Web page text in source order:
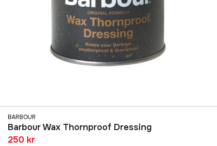
BARBOUR
Barbour Wax Thornproof Dressing
250 kr